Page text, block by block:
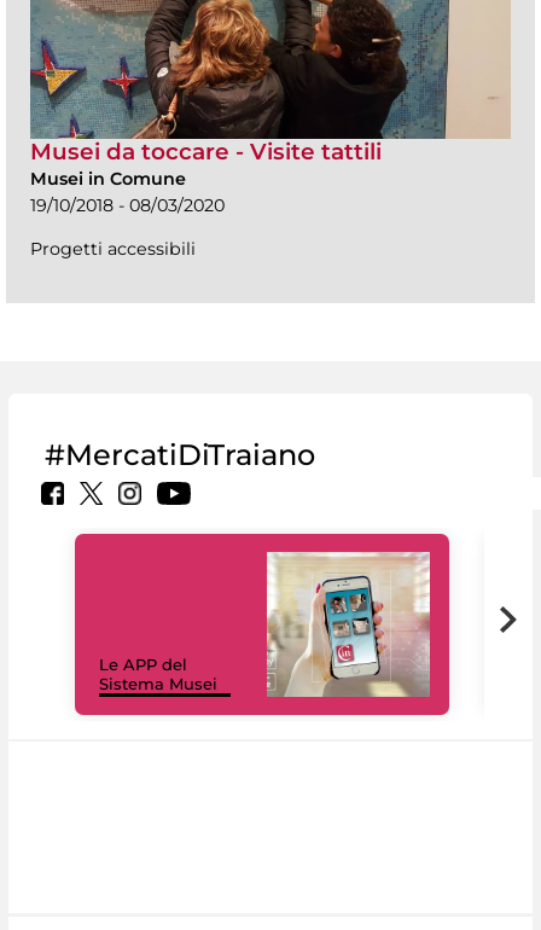
Musei da toccare - Visite tattili
Musei in Comune
19/10/2018 - 08/03/2020
Progetti accessibili
#MercatiDiTraiano
Le APP del
Sistema Musei